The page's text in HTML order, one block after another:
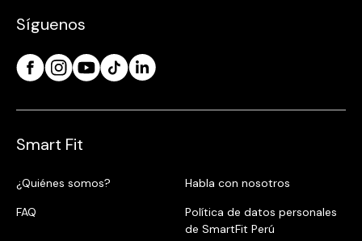
Síguenos
Smart Fit
¿Quiénes somos?
Habla con nosotros
FAQ
Política de datos personales
de SmartFit Perú